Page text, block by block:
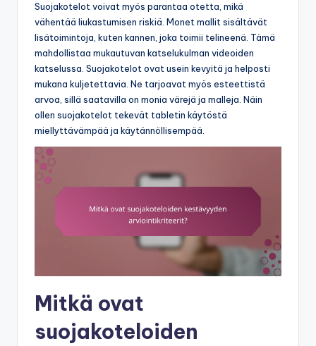
Suojakotelot voivat myös parantaa otetta, mikä
vähentää liukastumisen riskiä. Monet mallit sisältävät
lisätoimintoja, kuten kannen, joka toimii telineenä. Tämä
mahdollistaa mukautuvan katselukulman videoiden
katselussa. Suojakotelot ovat usein kevyitä ja helposti
mukana kuljetettavia. Ne tarjoavat myös esteettistä
arvoa, sillä saatavilla on monia värejä ja malleja. Näin
ollen suojakotelot tekevät tabletin käytöstä
miellyttävämpää ja käytännöllisempää.
Mitkä ovat
suojakoteloiden